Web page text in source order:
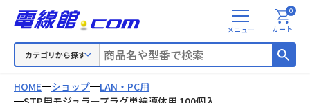
カテゴリから探す
メ
ニ
カート
0
HOME ショップ
LAN・PC用